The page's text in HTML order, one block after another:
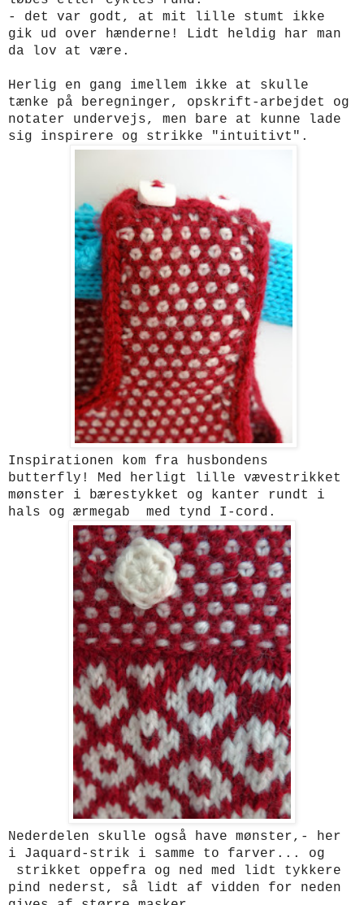
- det var godt, at mit lille stumt ikke
gik ud over hænderne! Lidt heldig har man
da lov at være.
Herlig en gang imellem ikke at skulle
tænke på beregninger, opskrift-arbejdet og
notater undervejs, men bare at kunne lade
sig inspirere og strikke "intuitivt".
Inspirationen kom fra husbondens
butterfly! Med herligt lille vævestrikket
mønster i bærestykket og kanter rundt i
hals og ærmegab med tynd I-cord.
Nederdelen skulle også have mønster,- her
i Jaquard-strik i samme to farver... og
strikket oppefra og ned med lidt tykkere
pind nederst, så lidt af vidden for neden